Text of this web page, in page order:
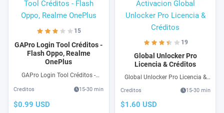
15
GAPro Login Tool Créditos -
Flash Oppo, Realme
OnePlus
GAPro Login Tool Créditos -
accesos online para Auth Flash
Online 100% seguro compra aquí
créditos de servidor para GAPro
Creditos 15-30 min
$0.99 USD
19
Global Unlocker Pro
Licencia & Créditos
Global Unlocker Pro Licencia &
para software Global Unlocker
Pro que funciona para
Creditos 15-30 min
$1.60 USD